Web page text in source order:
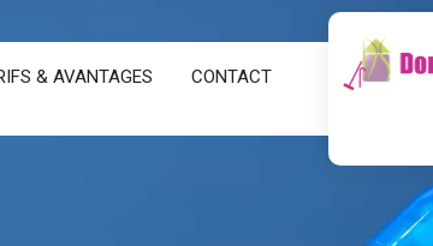
& AVANTAGES CONTACT